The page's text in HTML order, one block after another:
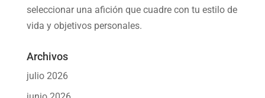
seleccionar una afición que cuadre con tu estilo de
vida y objetivos personales.
Archivos
julio 2026